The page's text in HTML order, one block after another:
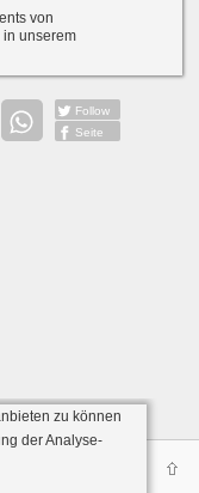
von
unserem
Follow
Seite
zu können
der Analyse-